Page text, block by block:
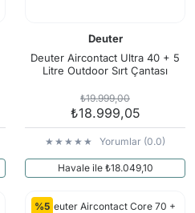
Deuter
Deuter Aircontact Ultra 40 + 5
Litre Outdoor Sırt Çantası
₺19.999,00
₺18.999,05
Yorumlar (0.0)
Havale ile ₺18.049,10
%5